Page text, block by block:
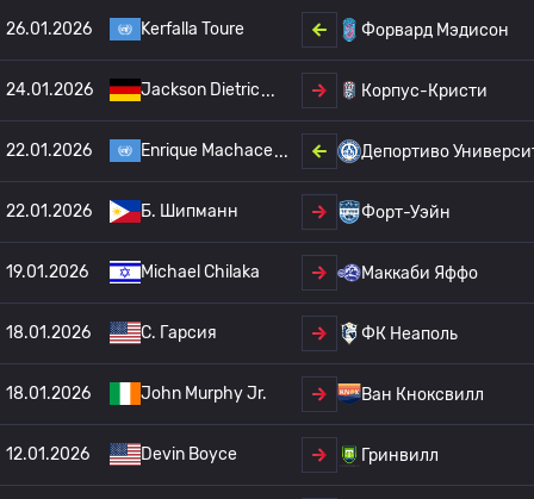
26.01.2026 Kerfalla Toure Форвард Мэдисон
24.01.2026 Jackson Dietric Корпус-Кристи
22.01.2026 Enrique Machace Депортиво
22.01.2026 Б. Шипманн Форт-Уэйн
19.01.2026 Michael Chilaka Маккаби Яффо
18.01.2026 C. Гарсия ФК Неаполь
18.01.2026 John Murphy Jr. Ван Кноксвилл
12.01.2026 Devin Boyce Гринвилл